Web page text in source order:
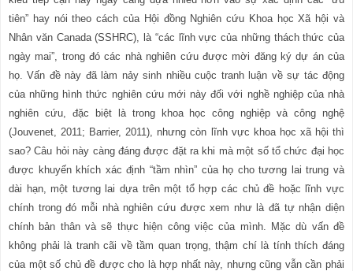
tiên” hay nói theo cách của Hội đồng Nghiên cứu Khoa học Xã hội và
Nhân văn Canada (SSHRC), là “các lĩnh vực của những thách thức của
ngày mai”, trong đó các nhà nghiên cứu được mời đăng ký dự án của
họ. Vấn đề này đã làm nảy sinh nhiều cuộc tranh luận về sự tác động
của những hình thức nghiên cứu mới này đối với nghề nghiệp của nhà
nghiên cứu, đặc biệt là trong khoa học công nghiệp và công nghệ
(Jouvenet, 2011; Barrier, 2011), nhưng còn lĩnh vực khoa học xã hội thì
sao? Câu hỏi này càng đáng được đặt ra khi mà một số tổ chức đại học
được khuyến khích xác định “tầm nhìn” của họ cho tương lai trung và
dài hạn, một tương lai dựa trên một tổ hợp các chủ đề hoặc lĩnh vực
chính trong đó mỗi nhà nghiên cứu được xem như là đã tự nhận diện
chính bản thân và sẽ thực hiện công việc của mình. Mặc dù vấn đề
không phải là tranh cãi về tầm quan trọng, thậm chí là tính thích đáng
của một số chủ đề được cho là hợp nhất này, nhưng cũng vẫn cần phải